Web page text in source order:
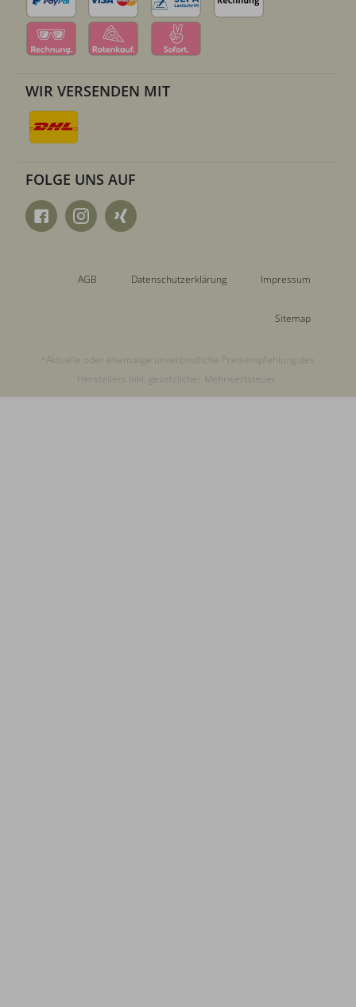
WIR VERSENDEN MIT
FOLGE UNS AUF
AGB Datenschutzerklärung Impressum
Sitemap
*Aktuelle oder ehemalige unverbindliche Preisempfehlung des
Herstellers inkl. gesetzlicher Mehrwertsteuer.